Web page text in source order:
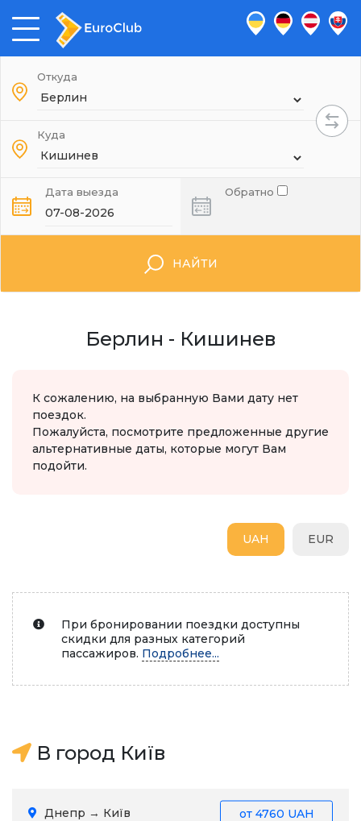
Откуда
Куда
Дата выезда Обратно
НАЙТИ
Берлин - Кишинев
К сожалению, на выбранную Вами дату нет
поездок.
Пожалуйста, посмотрите предложенные другие
альтернативные даты, которые могут Вам
подойти.
EUR
UAH
При бронировании поездки доступны
скидки для разных категорий
пассажиров. Подробнее...
В город Київ
Днепр → Київ от 4760 UAH